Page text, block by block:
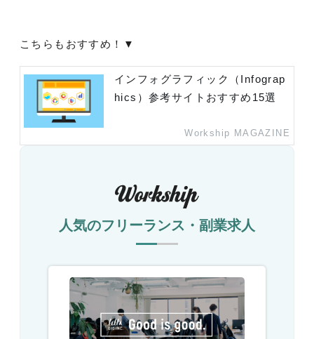
こちらもおすすめ！▼
インフォグラフィック（Infograp
hics）参考サイトおすすめ15選
Workship MAGAZINE
人気のフリーランス・副業求人